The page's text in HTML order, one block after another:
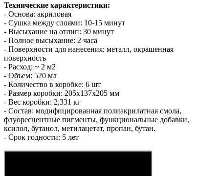
Технические характеристики:
- Основа: акриловая
- Сушка между слоями: 10-15 минут
- Высыхание на отлип: 30 минут
- Полное высыхание: 2 часа
- Поверхности для нанесения: металл, окрашенная
поверхность
- Расход: ~ 2 м2
- Объем: 520 мл
- Количество в коробке: 6 шт
- Размер коробки: 205х137х205 мм
- Вес коробки: 2,331 кг
- Состав: модифицированная полиакрилатная смола,
флуоресцентные пигменты, функциональные добавки,
ксилол, бутанол, метилацетат, пропан, бутан.
- Срок годности: 5 лет